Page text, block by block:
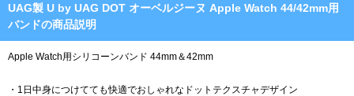
UAG製 U by UAG DOT オーベルジーヌ Apple Watch 44/42mm用
バンドの商品説明
Apple Watch用シリコーンバンド 44mm＆42mm
・1日中身につけてても快適でおしゃれなドットテクスチャデザイン